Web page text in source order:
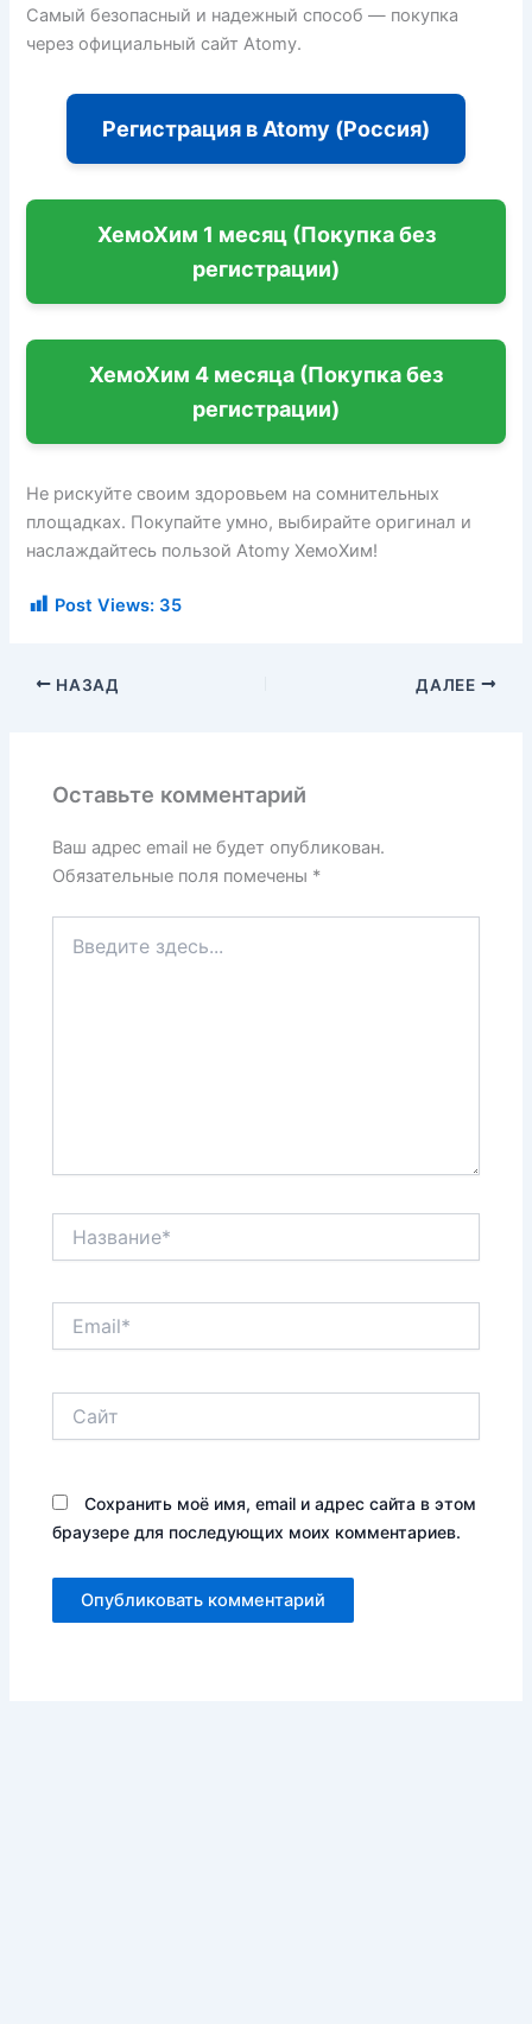
Самый безопасный и надежный способ — покупка
через официальный сайт Atomy.
Регистрация в Atomy (Россия)
ХемоХим 1 месяц (Покупка без
регистрации)
ХемоХим 4 месяца (Покупка без
регистрации)
Не рискуйте своим здоровьем на сомнительных
площадках. Покупайте умно, выбирайте оригинал и
наслаждайтесь пользой Atomy ХемоХим!
Post Views: 35
НАЗАД ДАЛЕЕ
Оставьте комментарий
Ваш адрес email не будет опубликован.
Обязательные поля помечены *
здесь...
Сохранить моё имя, email и адрес сайта в этом
браузере для последующих моих комментариев.